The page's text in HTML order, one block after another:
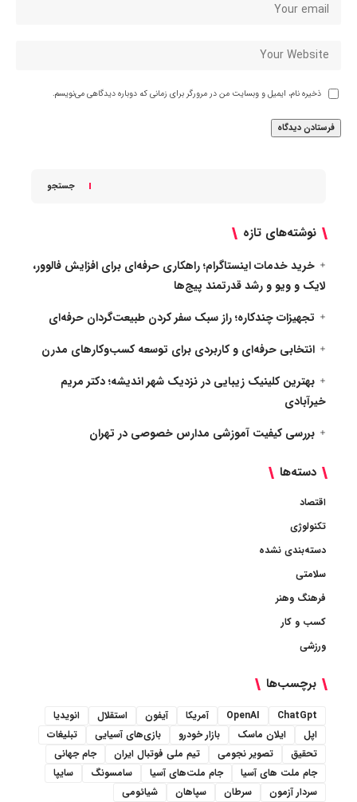
ذخیره نام، ایمیل و وبسایت من در مرورگر برای زمانی که دوباره دیدگاهی می‌نویسم.
جستجو
نوشته‌های تازه
خرید خدمات اینستاگرام؛ راهکاری حرفه‌ای برای افزایش فالوور،
لایک و ویو و رشد قدرتمند پیج‌ها
تجهیزات چندکاره؛ راز سبک سفر کردن طبیعت‌گردان حرفه‌ای
انتخابی حرفه‌ای و کاربردی برای توسعه کسب‌وکارهای مدرن
بهترین کلینیک زیبایی در نزدیک شهر اندیشه؛ دکتر مریم
خیرآبادی
بررسی کیفیت آموزشی مدارس خصوصی در تهران
دسته‌ها
اقتصاد
تکنولوژی
دسته‌بندی نشده
سلامتی
فرهنگ وهنر
کسب و کار
ورزشی
برچسب‌ها
ChatGpt
OpenAI آمریکا آیفون استقلال
انویدیا
اپل
ایلان ماسک بازار خودرو بازی‌های آسیایی
تبلیغات
تحقیق
تصویر نجومی تیم ملی فوتبال ایران
جام جهانی
جام ملت های آسیا
جام ملت‌های آسیا سامسونگ
سایپا
سردار آزمون
سرطان سپاهان
شیائومی